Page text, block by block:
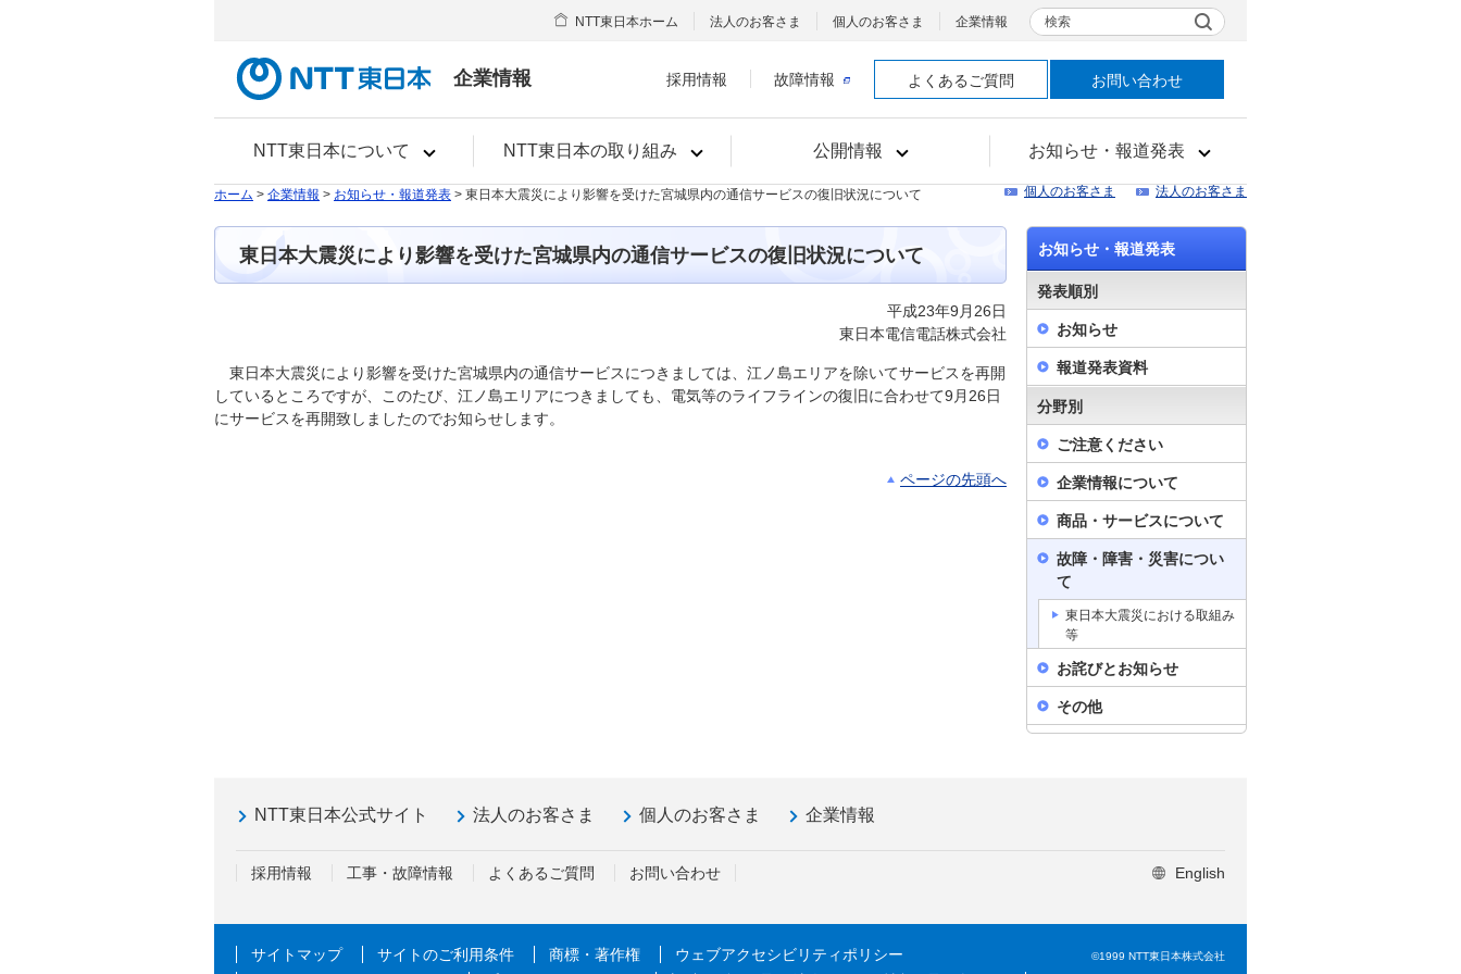
企業情報
NTT東日本について NTT東日本の取り組み 公開情報 お知らせ・報道発表
NTT東日本ホーム 法人のお客さま 個人のお客さま 企業情報 検索
採用情報 故障情報 よくあるご質問 お問い合わせ
ホーム > 企業情報 > お知らせ・報道発表 > 東日本大震災により影響を受けた宮城県内の通信サービスの復旧状況について 個人のお客さま 法人のお客さま
東日本大震災により影響を受けた宮城県内の通信サービスの復旧状況について
平成23年9月26日
東日本電信電話株式会社
東日本大震災により影響を受けた宮城県内の通信サービスにつきましては、江ノ島エリアを除いてサービスを再開
しているところですが、このたび、江ノ島エリアにつきましても、電気等のライフラインの復旧に合わせて9月26日
にサービスを再開致しましたのでお知らせします。
ページの先頭へ
お知らせ・報道発表
発表順別
お知らせ
報道発表資料
分野別
ご注意ください
企業情報について
商品・サービスについて
故障・障害・災害につい
て
東日本大震災における取組み
等
お詫びとお知らせ
その他
NTT東日本公式サイト 法人のお客さま 個人のお客さま 企業情報
採用情報 工事・故障情報 よくあるご質問 お問い合わせ English
サイトマップ サイトのご利用条件 商標・著作権
ウェブアクセシビリティポリシー
©1999 NTT東日本株式会社